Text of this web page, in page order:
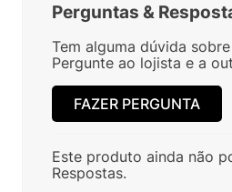
Perguntas &
Tem alguma dúvida
Pergunte ao lojista e a
FAZER PERGUNTA
Este produto ainda não
Respostas.